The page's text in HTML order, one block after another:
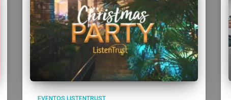
EVENTOS LISTENTRUST